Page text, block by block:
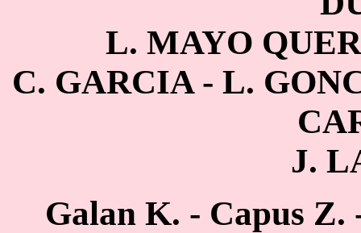
L. MAYO
C. GARCIA - L.
J.
Galan K. - Capus